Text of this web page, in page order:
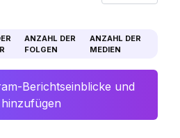
ANZAHL DER
FOLGEN
ANZAHL DER
MEDIEN
Berichtseinblicke und